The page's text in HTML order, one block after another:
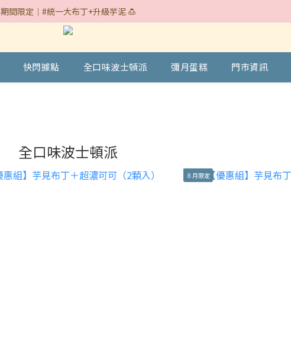
期間限定｜#統一大布丁+升級芋泥 🍮
期間限定｜#統一大布丁+升級芋泥 🍮
快閃據點｜台中遠百 7/30~8/18🎉
快閃據點 全口味波士頓派 彌月蛋糕 門市資訊
全口味波士頓派
８月限定